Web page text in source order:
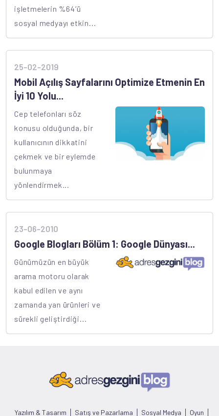
işletmelerin %64’ü
sosyal medyayı etkin...
25-02-2019
Mobil Açılış Sayfalarını Optimize Etmenin En
İyi 10 Yolu...
Cep telefonları söz
konusu olduğunda, bir
kullanıcının dikkatini
çekmek ve bir eylemde
bulunmaya
yönlendirmek...
23-06-2010
Google Blogları Bölüm 1: Google Dünyası...
Günümüzün en büyük
arama motoru olarak
kabul edilen ve aynı
zamanda yan ürünleri ve
sürekli geliştirdiği...
Yazılım & Tasarım Satış ve Pazarlama Sosyal Medya Oyun